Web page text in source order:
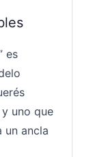
es
uno que
un ancla